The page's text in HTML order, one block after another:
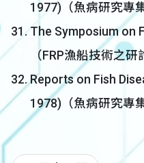
1977)（魚病研究專
The Symposium on
（FRP漁船技術之研
Reports on Fish
1978)（魚病研究專